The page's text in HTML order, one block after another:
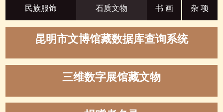
民族服饰 石质文物 书 画 杂 项
昆明市文博馆藏数据库查询系统
三维数字展馆藏文物